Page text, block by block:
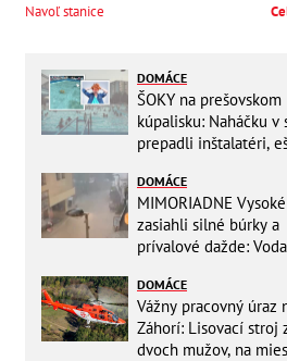
Navoľ stanice
DOMÁCE
ŠOKY na prešovskom
kúpalisku: Naháčku v
prepadli inštalatéri,
BAZÉNE
DOMÁCE
MIMORIADNE
zasiahli silné búrky a
prívalové dažde:
DOMÁCE
Vážny pracovný úraz
Záhorí: Lisovací stroj
dvoch mužov, na